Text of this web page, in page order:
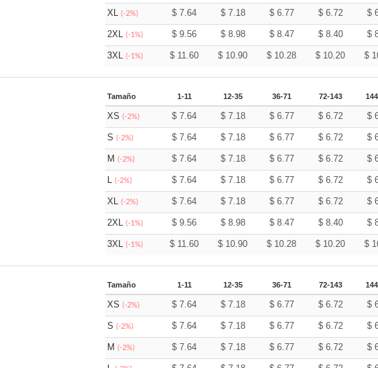
XL(-2%) $7.64 $ 7.18 $ 6.77 $ 6.72 $
2XL(-1%) $9.56 $ 8.98 $ 8.47 $ 8.40 $
3XL(-1%) $ 11.60 $ 10.90 $ 10.28 $ 10.20 $
Tamaño 1-11 12-35 36-71 72-143
XS(-2%) $7.64 $ 7.18 $ 6.77 $ 6.72 $
S(-2%) $7.64 $ 7.18 $ 6.77 $ 6.72 $
M(-2%) $7.64 $ 7.18 $ 6.77 $ 6.72 $
L(-2%) $7.64 $ 7.18 $ 6.77 $ 6.72 $
XL(-2%) $7.64 $ 7.18 $ 6.77 $ 6.72 $
2XL(-1%) $9.56 $ 8.98 $ 8.47 $ 8.40 $
3XL(-1%) $ 11.60 $ 10.90 $ 10.28 $ 10.20 $
Tamaño 1-11 12-35 36-71 72-143
XS(-2%) $7.64 $ 7.18 $ 6.77 $ 6.72 $
S(-2%) $7.64 $ 7.18 $ 6.77 $ 6.72 $
M(-2%) $7.64 $ 7.18 $ 6.77 $ 6.72 $